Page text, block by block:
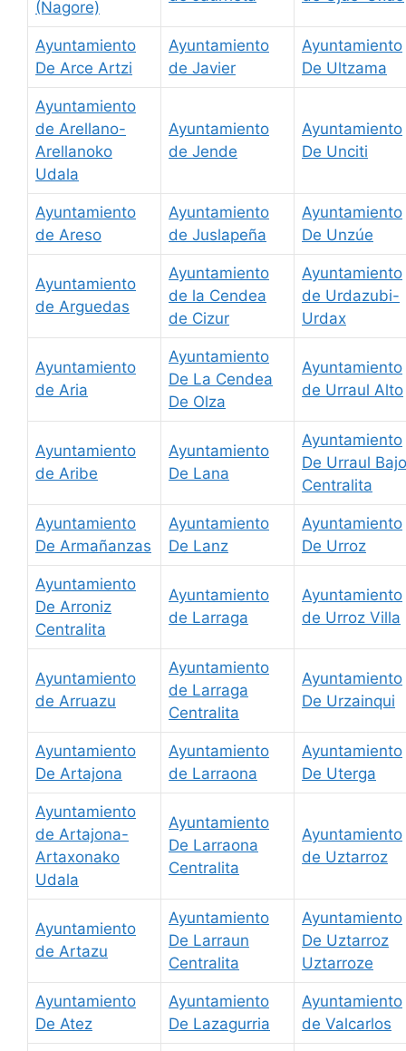
(Nagore)
Ayuntamiento
De Arce Artzi
Ayuntamiento
de Javier
Ayuntamiento
De Ultzama
Ayuntamiento
de Arellano-
Arellanoko
Udala
Ayuntamiento
de Jende
Ayuntamiento
De Unciti
Ayuntamiento
de Areso
Ayuntamiento
de Juslapeña
Ayuntamiento
De Unzúe
Ayuntamiento
de Arguedas
Ayuntamiento
de la Cendea
de Cizur
Ayuntamiento
de Urdazubi-
Urdax
Ayuntamiento
de Aria
Ayuntamiento
De La Cendea
De Olza
Ayuntamiento
de Urraul Alto
Ayuntamiento
de Aribe
Ayuntamiento
De Lana
Ayuntamiento
De Urraul Bajo
Centralita
Ayuntamiento
De Armañanzas
Ayuntamiento
De Lanz
Ayuntamiento
De Urroz
Ayuntamiento
De Arroniz
Centralita
Ayuntamiento
de Larraga
Ayuntamiento
de Urroz Villa
Ayuntamiento
de Arruazu
Ayuntamiento
de Larraga
Centralita
Ayuntamiento
De Urzainqui
Ayuntamiento
De Artajona
Ayuntamiento
de Larraona
Ayuntamiento
De Uterga
Ayuntamiento
de Artajona-
Artaxonako
Udala
Ayuntamiento
De Larraona
Centralita
Ayuntamiento
de Uztarroz
Ayuntamiento
de Artazu
Ayuntamiento
De Larraun
Centralita
Ayuntamiento
De Uztarroz
Uztarroze
Ayuntamiento
De Atez
Ayuntamiento
De Lazagurria
Ayuntamiento
de Valcarlos